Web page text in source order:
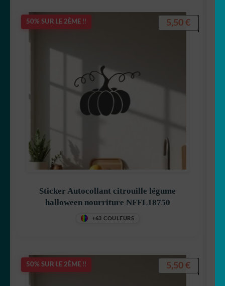
50% SUR LE 2ÈME !!
Sticker Autocollant citrouille légume
halloween nourriture NFFL18750
+63 COULEURS
5,50 €
50% SUR LE 2ÈME !! 5,50 €